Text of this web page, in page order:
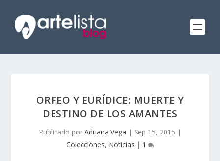
ORFEO Y EURÍDICE: MUERTE Y
DESTINO DE LOS AMANTES
Publicado por Adriana Vega | Sep 15, 2015 |
Colecciones, Noticias | 1